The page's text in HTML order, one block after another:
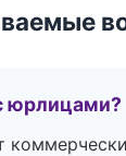
юрлицами?